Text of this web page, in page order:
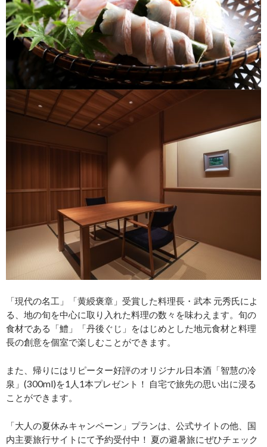
「現代の名工」「黄綬褒章」受賞した料理長・武本 元秀氏によ
る、地の旬を中心に取り入れた料理の数々を味わえます。旬の
食材である「鱧」「丹後ぐじ」をはじめとした地元食材と料理
長の創意を個室で楽しむことができます。
また、帰りにはリピーター好評のオリジナル日本酒「智慧の冷
泉」(300ml)を1人1本プレゼント！ 自宅で旅先の思い出に浸る
ことができます。
「大人の夏休みキャンペーン」プランは、公式サイトの他、国
内主要旅行サイトにて予約受付中！ 夏の避暑旅にぜひチェック